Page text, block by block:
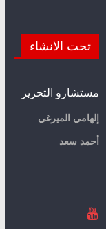
تحت الانشاء
مستشارو التحرير
إلهامي الميرغي
أحمد سعد